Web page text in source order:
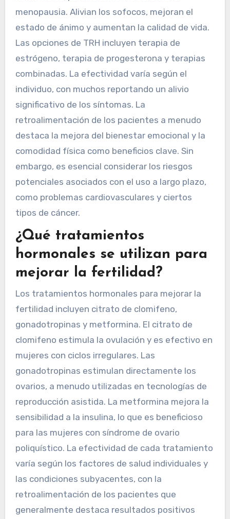
menopausia. Alivian los sofocos, mejoran el
estado de ánimo y aumentan la calidad de vida.
Las opciones de TRH incluyen terapia de
estrógeno, terapia de progesterona y terapias
combinadas. La efectividad varía según el
individuo, con muchos reportando un alivio
significativo de los síntomas. La
retroalimentación de los pacientes a menudo
destaca la mejora del bienestar emocional y la
comodidad física como beneficios clave. Sin
embargo, es esencial considerar los riesgos
potenciales asociados con el uso a largo plazo,
como problemas cardiovasculares y ciertos
tipos de cáncer.
¿Qué tratamientos
hormonales se utilizan para
mejorar la fertilidad?
Los tratamientos hormonales para mejorar la
fertilidad incluyen citrato de clomifeno,
gonadotropinas y metformina. El citrato de
clomifeno estimula la ovulación y es efectivo en
mujeres con ciclos irregulares. Las
gonadotropinas estimulan directamente los
ovarios, a menudo utilizadas en tecnologías de
reproducción asistida. La metformina mejora la
sensibilidad a la insulina, lo que es beneficioso
para las mujeres con síndrome de ovario
poliquístico. La efectividad de cada tratamiento
varía según los factores de salud individuales y
las condiciones subyacentes, con la
retroalimentación de los pacientes que
generalmente destaca resultados positivos